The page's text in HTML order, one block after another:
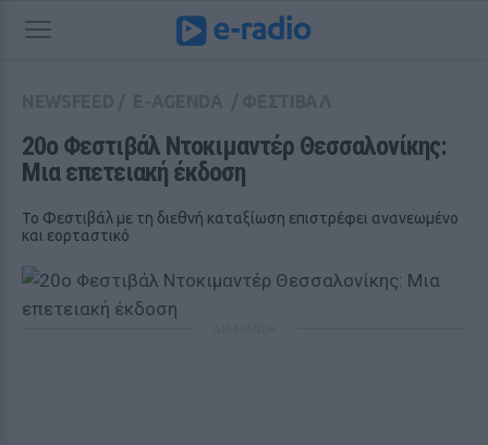
20ο Φεστιβάλ Ντοκιμαντέρ Θεσσαλονίκης:
Μια επετειακή έκδοση
Το Φεστιβάλ με τη διεθνή καταξίωση επιστρέφει ανανεωμένο
και εορταστικό